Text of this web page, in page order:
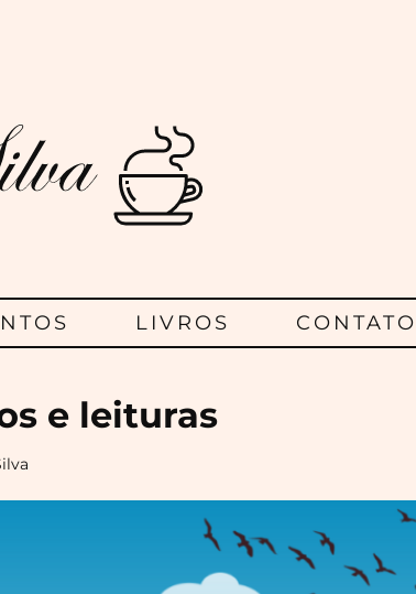
LIVROS CONTATO
e leituras